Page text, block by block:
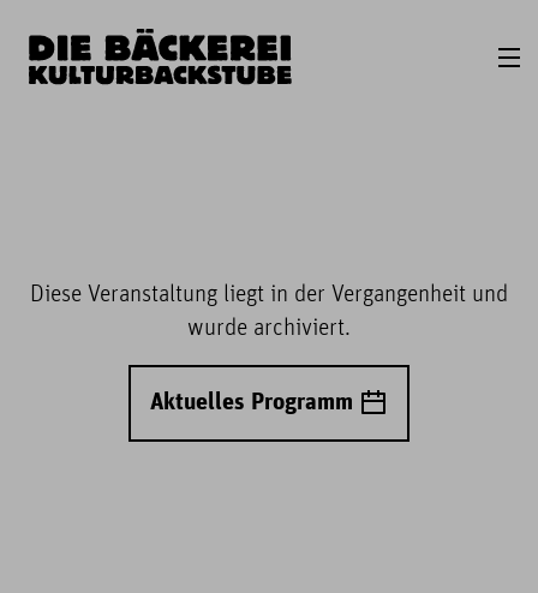
Diese Veranstaltung liegt in der Vergangenheit und
wurde archiviert.
Aktuelles Programm